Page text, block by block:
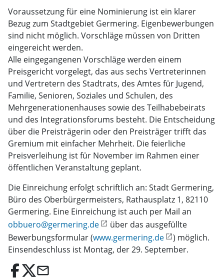
Voraussetzung für eine Nominierung ist ein klarer
Bezug zum Stadtgebiet Germering. Eigenbewerbungen
sind nicht möglich. Vorschläge müssen von Dritten
eingereicht werden.
Alle eingegangenen Vorschläge werden einem
Preisgericht vorgelegt, das aus sechs Vertreterinnen
und Vertretern des Stadtrats, des Amtes für Jugend,
Familie, Senioren, Soziales und Schulen, des
Mehrgenerationenhauses sowie des Teilhabebeirats
und des Integrationsforums besteht. Die Entscheidung
über die Preisträgerin oder den Preisträger trifft das
Gremium mit einfacher Mehrheit. Die feierliche
Preisverleihung ist für November im Rahmen einer
öffentlichen Veranstaltung geplant.
Die Einreichung erfolgt schriftlich an: Stadt Germering,
Büro des Oberbürgermeisters, Rathausplatz 1, 82110
Germering. Eine Einreichung ist auch per Mail an
obbuero@germering.de
über das ausgefüllte
Bewerbungsformular (www.germering.de
) möglich.
Einsendeschluss ist Montag, der 29. September.
email